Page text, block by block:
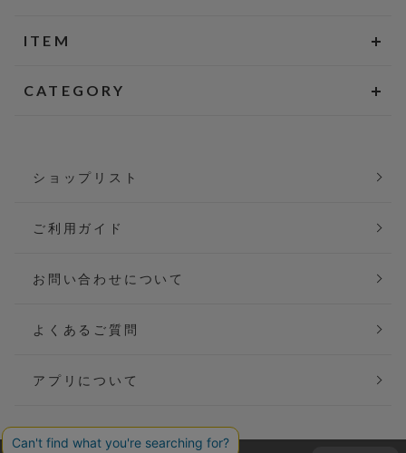
ITEM
CATEGORY
ショップリスト
ご利用ガイド
お問い合わせについて
よくあるご質問
アプリについて